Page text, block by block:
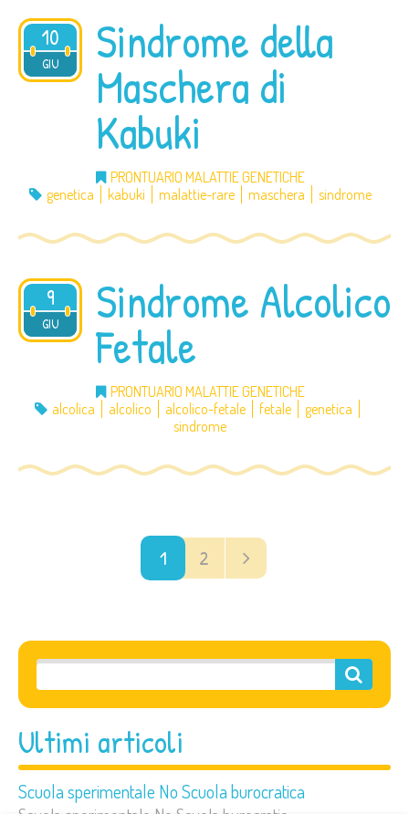
Ultimi articoli
Scuola sperimentale No Scuola burocratica
10
GIU
2012 Sindrome della
Maschera di
Kabuki
PRONTUARIO MALATTIE GENETICHE
genetica
kabuki malattie-rare maschera sindrome
9
GIU
2012 Sindrome Alcolico
Fetale
PRONTUARIO MALATTIE GENETICHE
alcolica
alcolico alcolico-fetale fetale
genetica
sindrome
1 2